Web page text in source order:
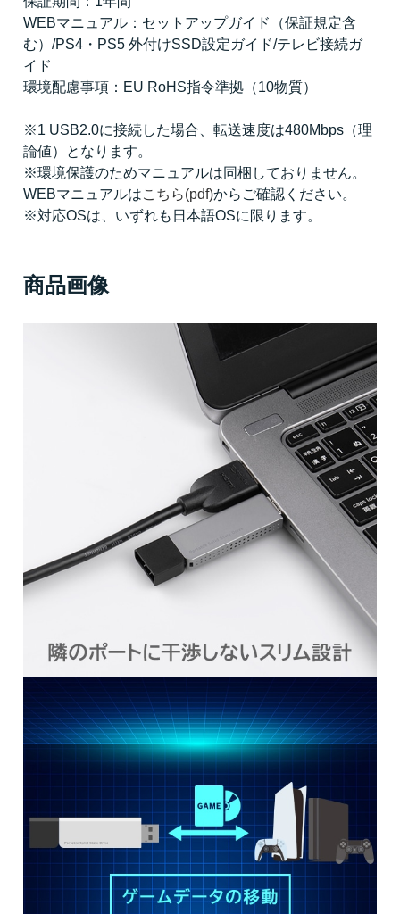
WEBマニュアル：セットアップガイド（保証規定含
む）/PS4・PS5 外付けSSD設定ガイド/テレビ接続ガ
イド
環境配慮事項：EU RoHS指令準拠（10物質）
※1 USB2.0に接続した場合、転送速度は480Mbps（理
論値）となります。
※環境保護のためマニュアルは同梱しておりません。
WEBマニュアルはこちら(pdf)からご確認ください。
※対応OSは、いずれも日本語OSに限ります。
商品画像